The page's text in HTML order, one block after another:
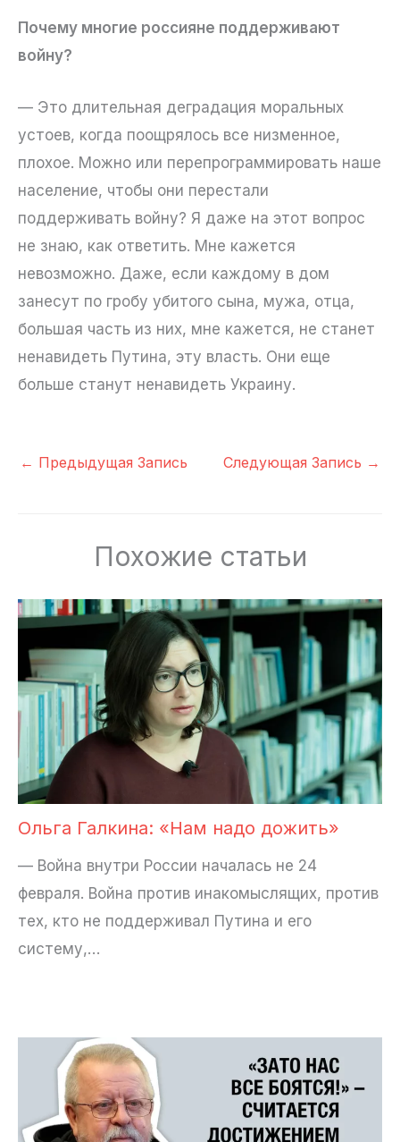
Почему многие россияне поддерживают
войну?
— Это длительная деградация моральных
устоев, когда поощрялось все низменное,
плохое. Можно или перепрограммировать наше
население, чтобы они перестали
поддерживать войну? Я даже на этот вопрос
не знаю, как ответить. Мне кажется
невозможно. Даже, если каждому в дом
занесут по гробу убитого сына, мужа, отца,
большая часть из них, мне кажется, не станет
ненавидеть Путина, эту власть. Они еще
больше станут ненавидеть Украину.
← Предыдущая Запись Следующая Запись →
Похожие статьи
Ольга Галкина: «Нам надо дожить»
— Война внутри России началась не 24
февраля. Война против инакомыслящих, против
тех, кто не поддерживал Путина и его
систему,…